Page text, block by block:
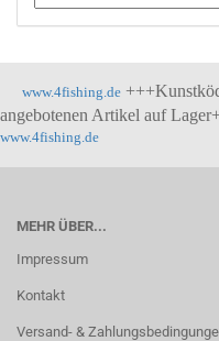
www.4fishing.de
angebotenen Artikel auf
www.4fishing.de
MEHR ÜBER...
Impressum
Kontakt
Versand- &